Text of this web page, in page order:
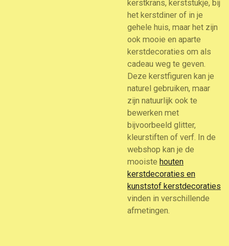
kerstkrans, kerststukje, bij
het kerstdiner of in je
gehele huis, maar het zijn
ook mooie en aparte
kerstdecoraties om als
cadeau weg te geven.
Deze kerstfiguren kan je
naturel gebruiken, maar
zijn natuurlijk ook te
bewerken met
bijvoorbeeld glitter,
kleurstiften of verf. In de
webshop kan je de
mooiste houten
kerstdecoraties en
kunststof kerstdecoraties
vinden in verschillende
afmetingen.